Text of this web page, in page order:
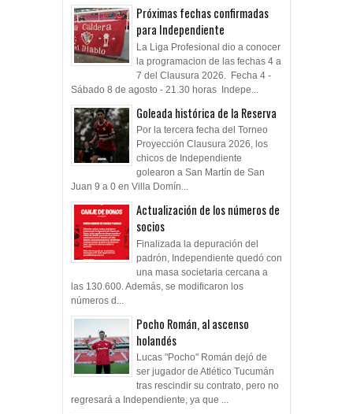
Próximas fechas confirmadas
para Independiente
La Liga Profesional dio a conocer
la programacion de las fechas 4 a
7 del Clausura 2026. Fecha 4 -
Sábado 8 de agosto - 21.30 horas Indepe...
Goleada histórica de la Reserva
Por la tercera fecha del Torneo
Proyección Clausura 2026, los
chicos de Independiente
golearon a San Martín de San
Juan 9 a 0 en Villa Domín...
Actualización de los números de
socios
Finalizada la depuración del
padrón, Independiente quedó con
una masa societaria cercana a
las 130.600. Además, se modificaron los
números d...
Pocho Román, al ascenso
holandés
Lucas "Pocho" Román dejó de
ser jugador de Atlético Tucumán
tras rescindir su contrato, pero no
regresará a Independiente, ya que ...